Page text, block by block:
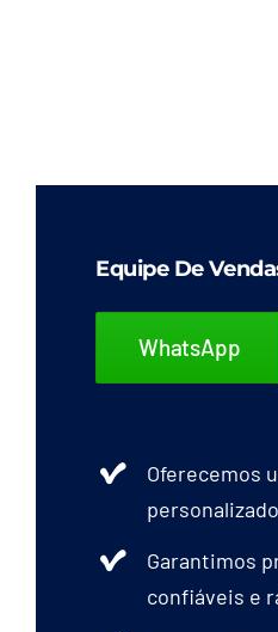
Equipe De
WhatsApp
Oferecemos
Garantimos
confiáveis e